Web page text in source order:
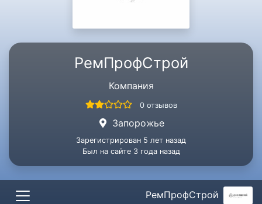
РемПрофСтрой
Компания
0 отзывов
Запорожье
Зарегистрирован 5 лет назад
Был на сайте 3 года назад
РемПрофСтрой